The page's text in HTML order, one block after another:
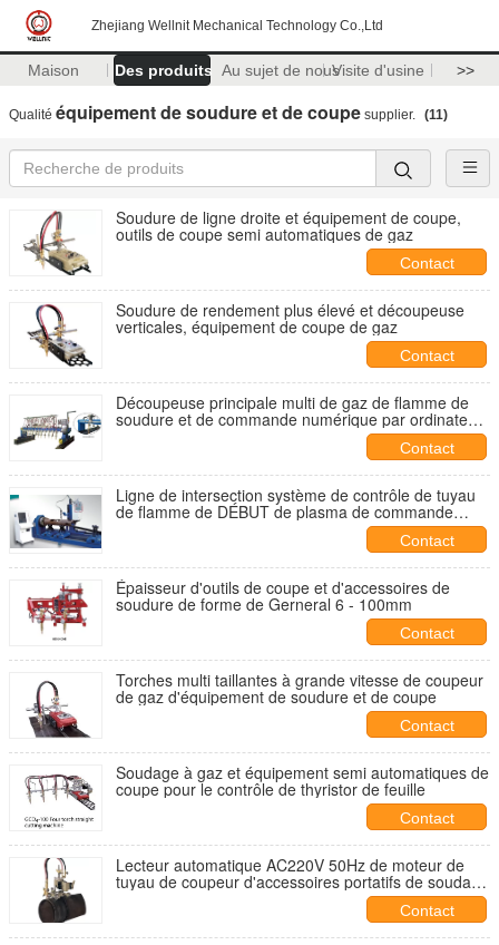
Zhejiang Wellnit Mechanical Technology Co.,Ltd
Maison Des produits Au sujet de nousVisite d'usine >>
Qualité équipement de soudure et de coupe supplier. (11)
Soudure de ligne droite et équipement de coupe,
outils de coupe semi automatiques de gaz
Contact
Soudure de rendement plus élevé et découpeuse
verticales, équipement de coupe de gaz
Contact
Découpeuse principale multi de gaz de flamme de
soudure et de commande numérique par ordinateur
Contact
Ligne de intersection système de contrôle de tuyau
de flamme de DÉBUT de plasma de commande
numérique par ordinateur de découpeuse de
Contact
Épaisseur d'outils de coupe et d'accessoires de
soudure de forme de Gerneral 6 - 100mm
Contact
Torches multi taillantes à grande vitesse de coupeur
de gaz d'équipement de soudure et de coupe
Contact
Soudage à gaz et équipement semi automatiques de
coupe pour le contrôle de thyristor de feuille
Contact
Lecteur automatique AC220V 50Hz de moteur de
tuyau de coupeur d'accessoires portatifs de soudage
Contact